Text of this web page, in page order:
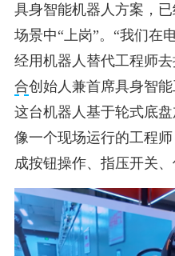
具身智能机器人方案，
场景中“上岗”。“我们在
经用机器人替代工程师
合创始人兼首席具身智
这台机器人基于轮式底
像一个现场运行的工程
成按钮操作、指压开关